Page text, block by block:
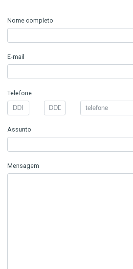
Nome completo
E-mail
Telefone
Assunto
Mensagem